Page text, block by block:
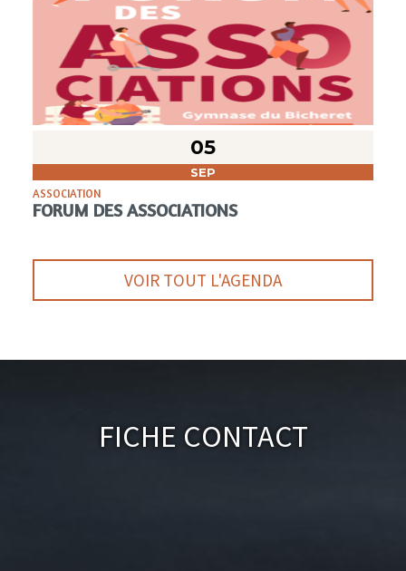
05
SEP
ASSOCIATION
FORUM DES ASSOCIATIONS
VOIR TOUT L'AGENDA
Fiche Contact